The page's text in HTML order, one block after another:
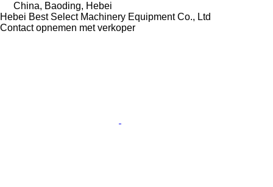
China, Baoding, Hebei
Hebei Best Select Machinery Equipment Co., Ltd
Contact opnemen met verkoper